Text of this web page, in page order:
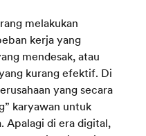
melakukan
kerja yang
mendesak, atau
kurang efektif. Di
yang secara
karyawan untuk
Apalagi di era digital,